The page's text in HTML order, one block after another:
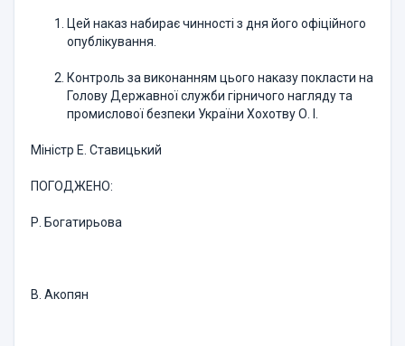
Цей наказ набирає чинності з дня його офіційного
опублікування.
Контроль за виконанням цього наказу покласти на
Голову Державної служби гірничого нагляду та
промислової безпеки України Хохотву О. І.
Міністр Е. Ставицький
ПОГОДЖЕНО:
Р. Богатирьова
В. Акопян